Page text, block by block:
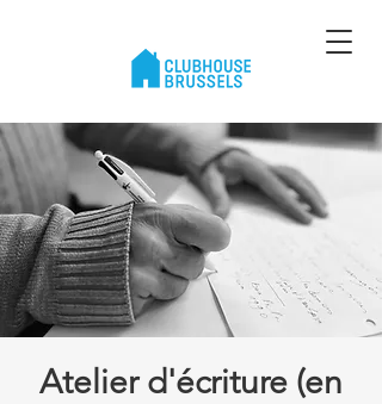
Atelier d'écriture (en